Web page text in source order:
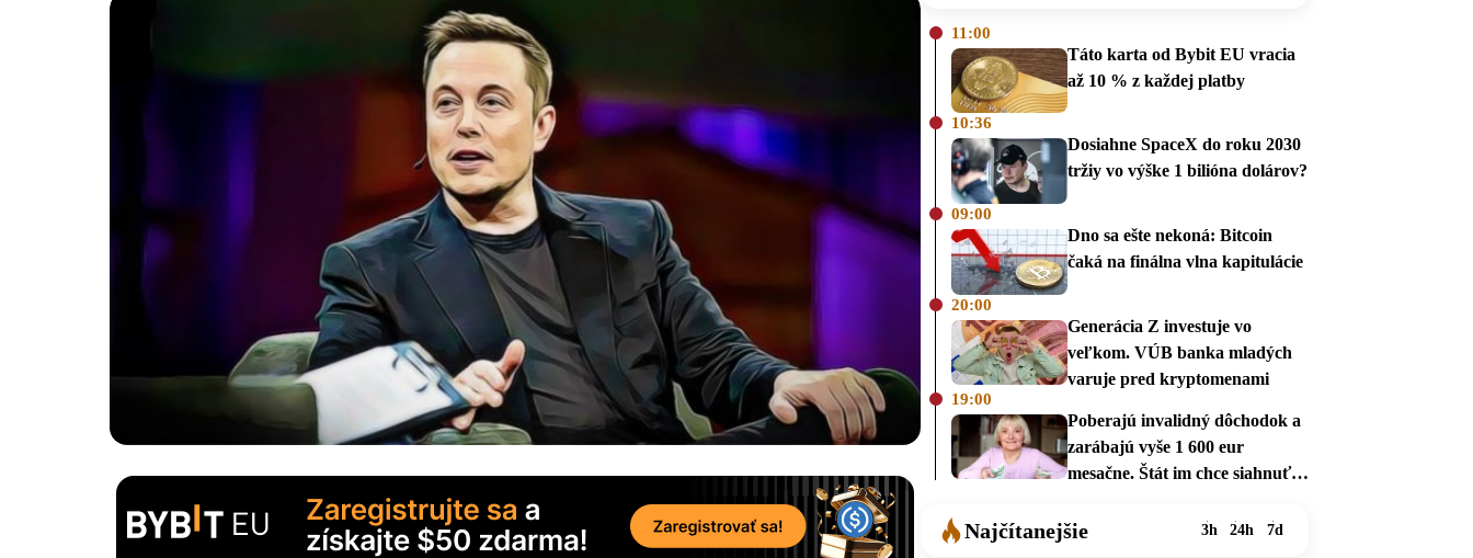
11:00
Táto karta od Bybit EU vracia
až 10 % z každej platby
10:36
Dosiahne SpaceX do roku 2030
tržiy vo výške 1 bilióna dolárov?
09:00
Dno sa ešte nekoná: Bitcoin
čaká na finálna vlna kapitulácie
20:00
Generácia Z investuje vo
veľkom. VÚB banka mladých
varuje pred kryptomenami
19:00
Poberajú invalidný dôchodok a
zarábajú vyše 1 600 eur
mesačne. Štát im chce siahnuť
Najčítanejšie 3h 24h 7d